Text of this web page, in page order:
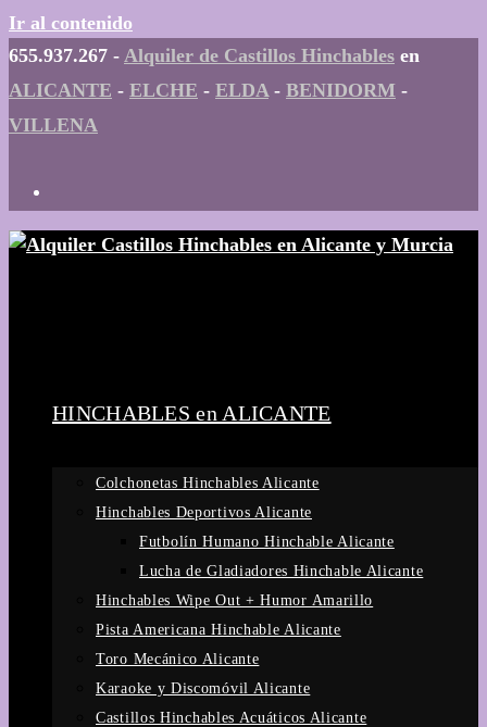
Ir al contenido
655.937.267 - Alquiler de Castillos Hinchables en
ALICANTE - ELCHE - ELDA- BENIDORM -
VILLENA
HINCHABLES en ALICANTE
Colchonetas Hinchables Alicante
Hinchables Deportivos Alicante
Futbolín Humano Hinchable Alicante
Lucha de Gladiadores Hinchable Alicante
Hinchables Wipe Out + Humor Amarillo
Pista Americana Hinchable Alicante
Toro Mecánico Alicante
Karaoke y Discomóvil Alicante
Castillos Hinchables Acuáticos Alicante